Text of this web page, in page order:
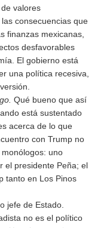
valores
consecuencias que
finanzas mexicanas,
desfavorables
El gobierno está
una política recesiva,
Qué bueno que así
está sustentado
acerca de lo que
con Trump no
uno
el presidente Peña; el
tanto en Los Pinos
jefe de Estado.
no es el político